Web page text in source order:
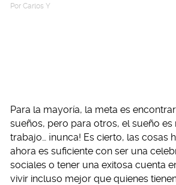
Por Carlos Y
Para la mayoría, la meta es
sueños, pero para otros, el sueño es
trabajo… ¡nunca! Es cierto, las cosas
ahora es suficiente con ser una
sociales o tener una exitosa cuenta
vivir incluso mejor que quienes